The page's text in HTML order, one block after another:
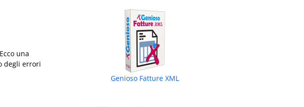
una
degli errori
Genioso Fatture XML